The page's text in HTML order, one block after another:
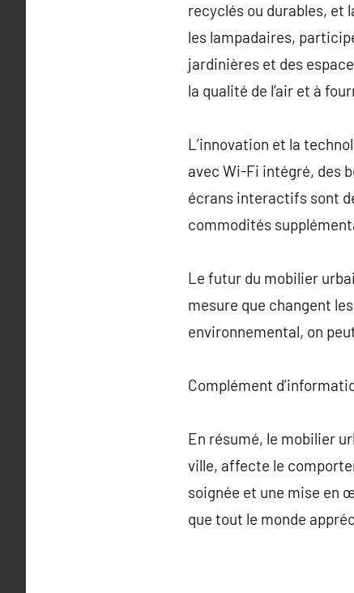
recyclés ou durables, et
les lampadaires,
jardinières et des
la qualité de l’air et à
L’innovation et la
avec Wi-Fi intégré, des
écrans interactifs sont
commodités
Le futur du mobilier
mesure que changent
environnemental, on
Complément
En résumé, le mobilier
ville, affecte le
soignée et une mise en
que tout le monde